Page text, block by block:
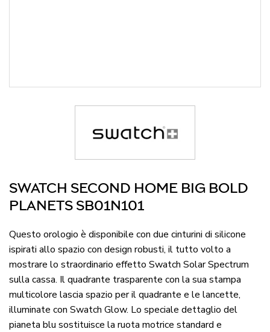
SWATCH SECOND HOME BIG BOLD
PLANETS SB01N101
Questo orologio è disponibile con due cinturini di silicone
ispirati allo spazio con design robusti, il tutto volto a
mostrare lo straordinario effetto Swatch Solar Spectrum
sulla cassa. Il quadrante trasparente con la sua stampa
multicolore lascia spazio per il quadrante e le lancette,
illuminate con Swatch Glow. Lo speciale dettaglio del
pianeta blu sostituisce la ruota motrice standard e